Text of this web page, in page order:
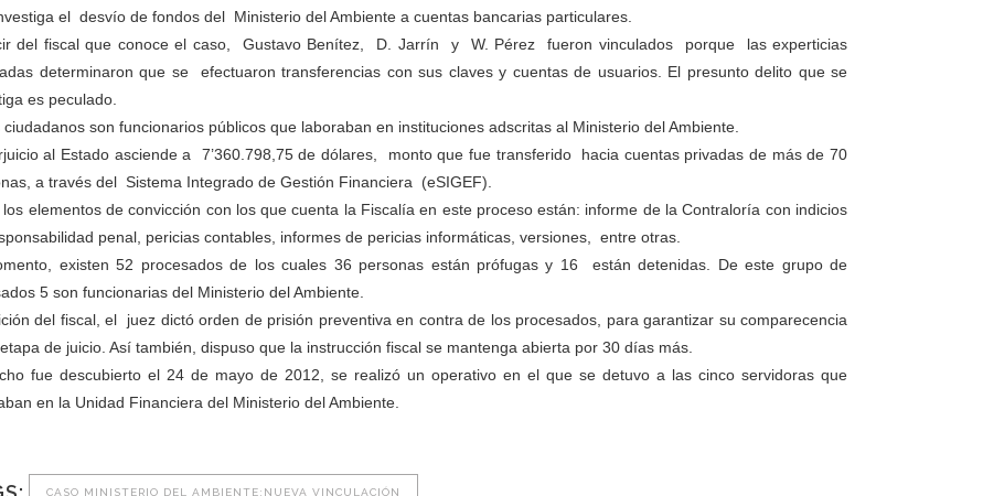
el desvío de fondos del Ministerio del Ambiente a cuentas bancarias particulares.
del fiscal que conoce el caso, Gustavo Benítez, D. Jarrín y W. Pérez fueron vinculados porque las experticias
determinaron que se efectuaron transferencias con sus claves y cuentas de usuarios. El presunto delito que se
es peculado.
ciudadanos son funcionarios públicos que laboraban en instituciones adscritas al Ministerio del Ambiente.
al Estado asciende a 7’360.798,75 de dólares, monto que fue transferido hacia cuentas privadas de más de 70
a través del Sistema Integrado de Gestión Financiera (eSIGEF).
los elementos de convicción con los que cuenta la Fiscalía en este proceso están: informe de la Contraloría con indicios
penal, pericias contables, informes de pericias informáticas, versiones, entre otras.
existen 52 procesados de los cuales 36 personas están prófugas y 16 están detenidas. De este grupo de
5 son funcionarias del Ministerio del Ambiente.
del fiscal, el juez dictó orden de prisión preventiva en contra de los procesados, para garantizar su comparecencia
de juicio. Así también, dispuso que la instrucción fiscal se mantenga abierta por 30 días más.
fue descubierto el 24 de mayo de 2012, se realizó un operativo en el que se detuvo a las cinco servidoras que
en la Unidad Financiera del Ministerio del Ambiente.
CASO MINISTERIO DEL AMBIENTE:NUEVA VINCULACIÓN